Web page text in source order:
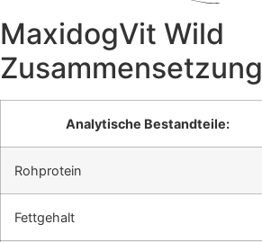
MaxidogVit Wild
Zusammensetzung
Analytische Bestandteile:
Rohprotein
Fettgehalt